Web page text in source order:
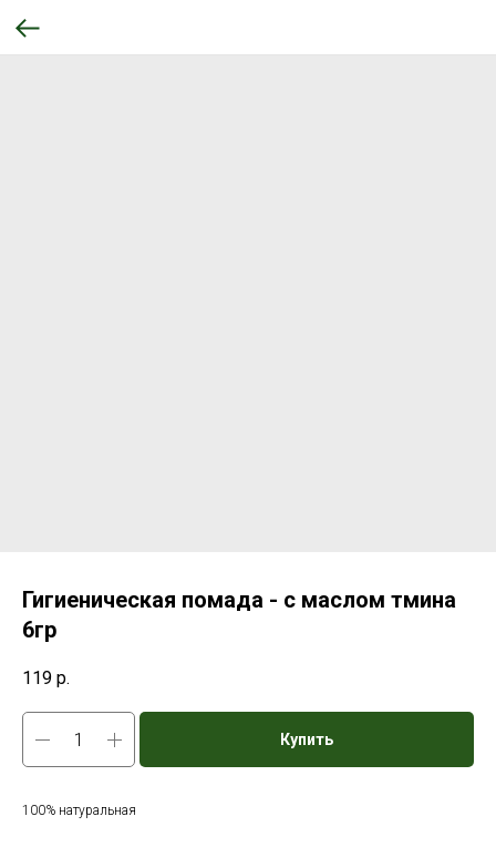
Гигиеническая помада - с маслом тмина
6гр
119 р.
Купить
100% натуральная